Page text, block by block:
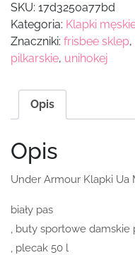
SKU: 17d3250a77bd
Kategoria: Klapki
Znaczniki: frisbee sklep,
pilkarskie, unihokej
Opis
Opis
Under Armour Klapki Ua
biały pas
, buty sportowe damskie
, plecak 50 l